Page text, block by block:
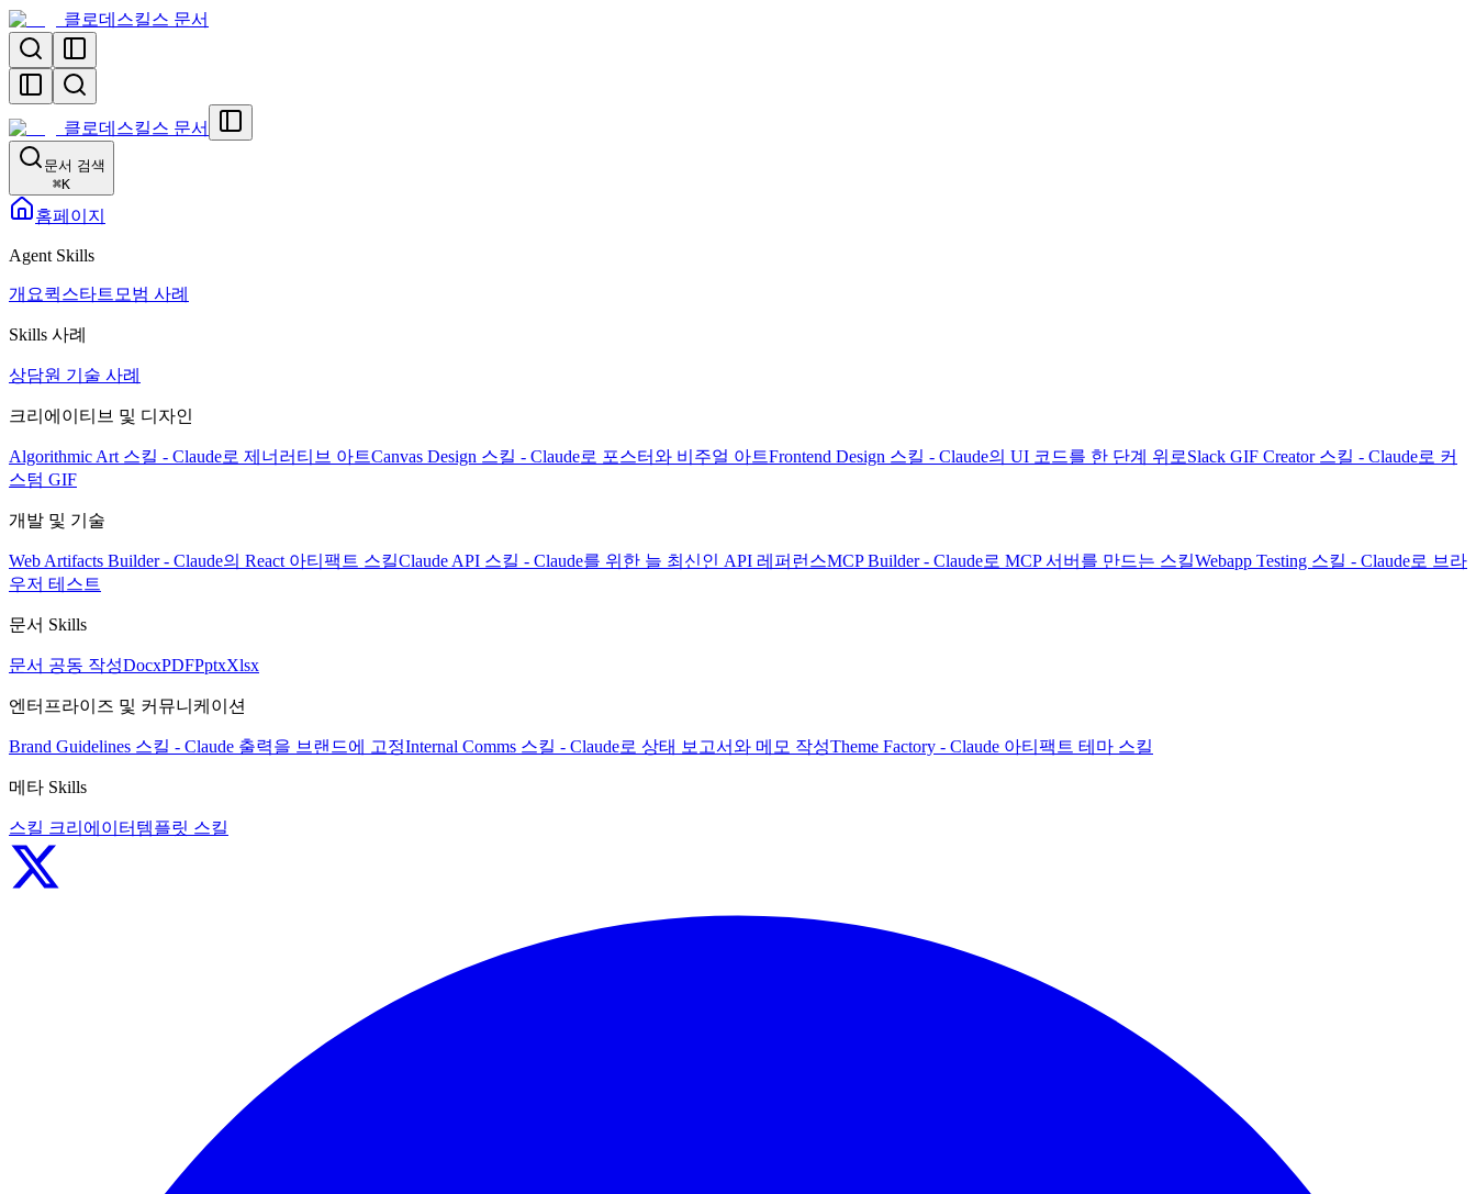
클로데스킬스 문서
클로데스킬스 문서
문서 검색
⌘K
홈페이지
Agent Skills
개요퀵스타트 모범 사례
Skills 사례
상담원 기술 사례
크리에이티브 및 디자인
Algorithmic Art 스킬 - Claude로 제너러티브 아트Canvas Design 스킬 - Claude로 포스터와 비주얼 아트Frontend Design 스킬 - Claude의 UI 코드를 한 단계 위로Slack GIF Creator 스킬 - Claude로 커
스텀 GIF
개발 및 기술
Web Artifacts Builder - Claude의 React 아티팩트 스킬Claude API 스킬 - Claude를 위한 늘 최신인 API 레퍼런스MCP Builder - Claude로 MCP 서버를 만드는 스킬Webapp Testing 스킬 - Claude로 브라
우저 테스트
문서 Skills
문서 공동 작성DocxPDFPptxXlsx
엔터프라이즈 및 커뮤니케이션
Brand Guidelines 스킬 - Claude 출력을 브랜드에 고정Internal Comms 스킬 - Claude로 상태 보고서와 메모 작성Theme Factory - Claude 아티팩트 테마 스킬
메타 Skills
스킬 크리에이터 템플릿 스킬